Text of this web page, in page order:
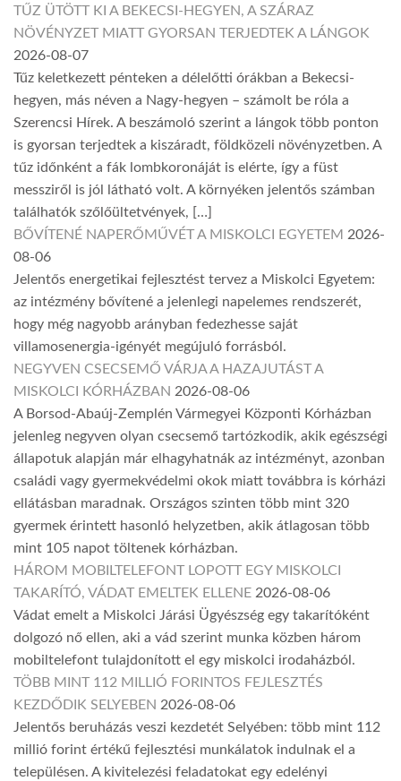
TŰZ ÜTÖTT KI A BEKECSI-HEGYEN, A SZÁRAZ
NÖVÉNYZET MIATT GYORSAN TERJEDTEK A LÁNGOK
2026-08-07
Tűz keletkezett pénteken a délelőtti órákban a Bekecsi-
hegyen, más néven a Nagy-hegyen – számolt be róla a
Szerencsi Hírek. A beszámoló szerint a lángok több ponton
is gyorsan terjedtek a kiszáradt, földközeli növényzetben. A
tűz időnként a fák lombkoronáját is elérte, így a füst
messziről is jól látható volt. A környéken jelentős számban
találhatók szőlőültetvények, […]
BŐVÍTENÉ NAPERŐMŰVÉT A MISKOLCI EGYETEM 2026-
08-06
Jelentős energetikai fejlesztést tervez a Miskolci Egyetem:
az intézmény bővítené a jelenlegi napelemes rendszerét,
hogy még nagyobb arányban fedezhesse saját
villamosenergia-igényét megújuló forrásból.
NEGYVEN CSECSEMŐ VÁRJA A HAZAJUTÁST A
MISKOLCI KÓRHÁZBAN 2026-08-06
A Borsod-Abaúj-Zemplén Vármegyei Központi Kórházban
jelenleg negyven olyan csecsemő tartózkodik, akik egészségi
állapotuk alapján már elhagyhatnák az intézményt, azonban
családi vagy gyermekvédelmi okok miatt továbbra is kórházi
ellátásban maradnak. Országos szinten több mint 320
gyermek érintett hasonló helyzetben, akik átlagosan több
mint 105 napot töltenek kórházban.
HÁROM MOBILTELEFONT LOPOTT EGY MISKOLCI
TAKARÍTÓ, VÁDAT EMELTEK ELLENE 2026-08-06
Vádat emelt a Miskolci Járási Ügyészség egy takarítóként
dolgozó nő ellen, aki a vád szerint munka közben három
mobiltelefont tulajdonított el egy miskolci irodaházból.
TÖBB MINT 112 MILLIÓ FORINTOS FEJLESZTÉS
KEZDŐDIK SELYEBEN 2026-08-06
Jelentős beruházás veszi kezdetét Selyében: több mint 112
millió forint értékű fejlesztési munkálatok indulnak el a
településen. A kivitelezési feladatokat egy edelényi